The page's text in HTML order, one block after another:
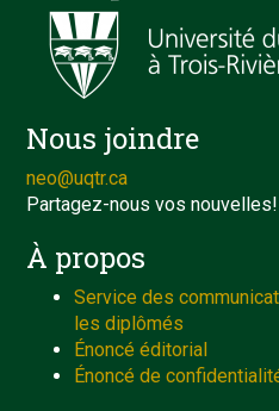
Nous joindre
neo@uqtr.ca
Partagez-nous vos nouvelles!
À propos
Service des
les diplômés
Énoncé éditorial
Énoncé de